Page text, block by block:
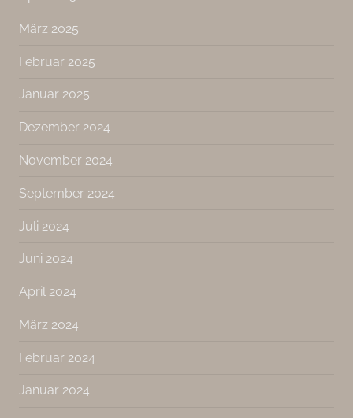
März 2025
Februar 2025
Januar 2025
Dezember 2024
November 2024
September 2024
Juli 2024
Juni 2024
April 2024
März 2024
Februar 2024
Januar 2024